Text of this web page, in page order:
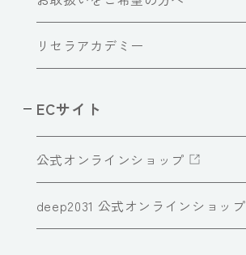
リセラアカデミー
ECサイト
公式オンラインショップ
deep2031 公式オンラインショップ